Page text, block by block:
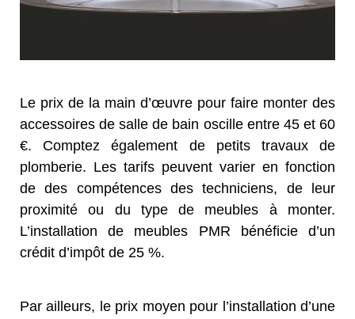
Le prix de la main d’œuvre pour faire monter des
accessoires de salle de bain oscille entre 45 et 60
€. Comptez également de petits travaux de
plomberie. Les tarifs peuvent varier en fonction
de des compétences des techniciens, de leur
proximité ou du type de meubles à monter.
L’installation de meubles PMR bénéficie d’un
crédit d’impôt de 25 %.
Par ailleurs, le prix moyen pour l’installation d’une